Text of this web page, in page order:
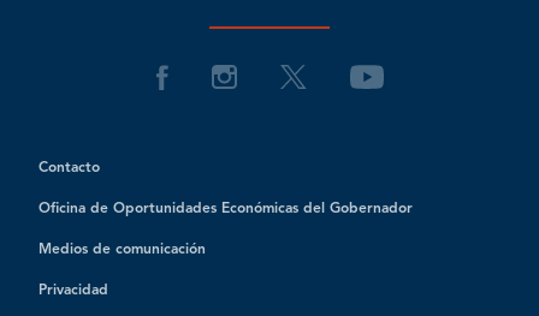
Contacto
Oficina de Oportunidades Económicas del Gobernador
Medios de comunicación
Privacidad